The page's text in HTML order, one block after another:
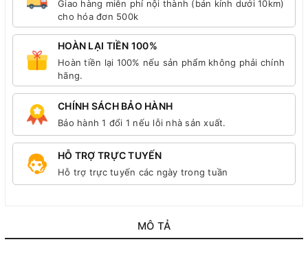
Giao hàng miễn phí nội thành (bán kính dưới 10km)
cho hóa đơn 500k
HOÀN LẠI TIỀN 100%
Hoàn tiền lại 100% nếu sản phẩm không phải chính
hãng.
CHÍNH SÁCH BẢO HÀNH
Bảo hành 1 đổi 1 nếu lỗi nhà sản xuất.
HỖ TRỢ TRỰC TUYẾN
Hỗ trợ trực tuyến các ngày trong tuần
MÔ TẢ